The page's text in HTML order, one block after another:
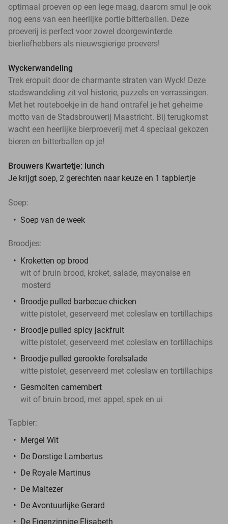
optimaal proeven op een lege maag, daarom smul je ook
nog eens van een heerlijke portie bitterballen. Deze
proeverij is perfect voor zowel doorgewinterde
bierliefhebbers als nieuwsgierige proevers!
Wyckerwandeling
Trek eropuit door de charmante straten van Wyck! Deze
stadswandeling zit vol historie, puzzels en verrassingen.
Met het routeboekje in de hand ontrafel je het geheime
motto van de Stadsbrouwerij Maastricht. Bij terugkomst
wacht een heerlijke bierproeverij met 4 speciaal gekozen
bieren en bitterballen op je!
Brouwers Kwartetje: lunch
Je krijgt soep, 2 gerechten naar keuze en 1 tapbiertje
Soep:
Soep van de week
Broodjes:
Kroketten op brood
wit of bruin brood, kroket, salade, mayonaise en
mosterd
Broodje pulled barbecue chicken
witte pistolet, geserveerd met coleslaw en tortillachips
Broodje pulled spicy jackfruit
witte pistolet, geserveerd met coleslaw en tortillachips
Broodje pulled gerookte forelsalade
witte pistolet, geserveerd met coleslaw en tortillachips
Gesmolten camembert
wit of bruin brood, met appel, spek en ui
Tapbier:
Mergel Wit
De Dorstige Lambertus
De Royale Martinus
De Maltezer
De Avontuurlijke Gerard
De Eigenzinnige Elisabeth